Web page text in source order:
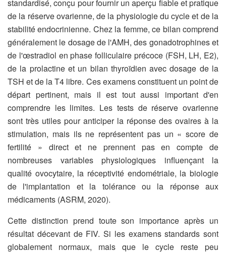
standardisé, conçu pour fournir un aperçu fiable et pratique
de la réserve ovarienne, de la physiologie du cycle et de la
stabilité endocrinienne. Chez la femme, ce bilan comprend
généralement le dosage de l'AMH, des gonadotrophines et
de l'œstradiol en phase folliculaire précoce (FSH, LH, E2),
de la prolactine et un bilan thyroïdien avec dosage de la
TSH et de la T4 libre. Ces examens constituent un point de
départ pertinent, mais il est tout aussi important d'en
comprendre les limites. Les tests de réserve ovarienne
sont très utiles pour anticiper la réponse des ovaires à la
stimulation, mais ils ne représentent pas un « score de
fertilité » direct et ne prennent pas en compte de
nombreuses variables physiologiques influençant la
qualité ovocytaire, la réceptivité endométriale, la biologie
de l'implantation et la tolérance ou la réponse aux
médicaments (ASRM, 2020).
Cette distinction prend toute son importance après un
résultat décevant de FIV. Si les examens standards sont
globalement normaux, mais que le cycle reste peu